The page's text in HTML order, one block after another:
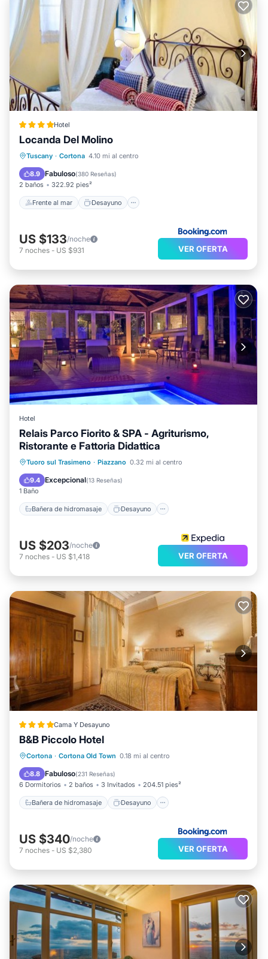
Hotel
Locanda Del Molino
Tuscany · Cortona 4.10 mi al centro
8.9 Fabuloso(380 Reseñas)
2 baños 322.92 pies²
Frente al mar Desayuno
Frente al mar
Desayuno
Aparcamiento
US $133/noche
7 noches - US $931 VER OFERTA
Hotel
Relais Parco Fiorito & SPA - Agriturismo,
Ristorante e Fattoria Didattica
Tuoro sul Trasimeno · Piazzano 0.32 mi al centro
9.4 Excepcional(13 Reseñas)
1 Baño
Bañera de hidromasaje Desayuno
Bañera de hidromasaje
Desayuno
Aparcamiento
US $203/noche
7 noches - US $1,418 VER OFERTA
Cama Y Desayuno
B&B Piccolo Hotel
Cortona · Cortona Old Town 0.18 mi al centro
8.8 Fabuloso(231 Reseñas)
6 Dormitorios 2 baños 3 Invitados 204.51 pies²
Bañera de hidromasaje Desayuno
Bañera de hidromasaje
Desayuno
Aparcamiento
US $340/noche
7 noches - US $2,380 VER OFERTA